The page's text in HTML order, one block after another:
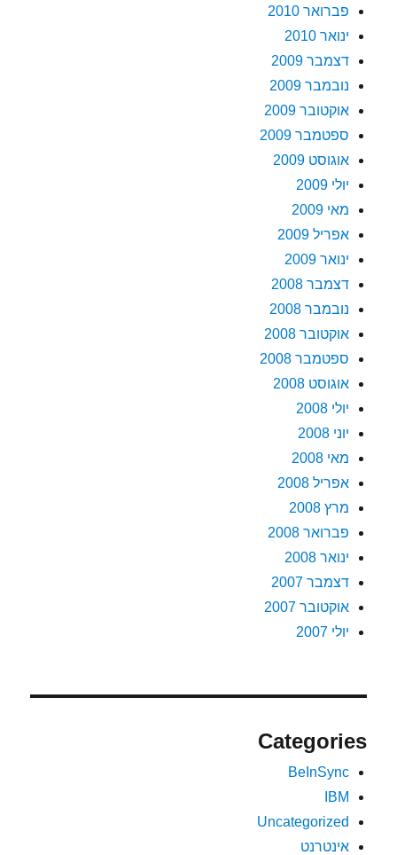
פברואר 2010
ינואר 2010
דצמבר 2009
נובמבר 2009
אוקטובר 2009
ספטמבר 2009
אוגוסט 2009
יולי 2009
מאי 2009
אפריל 2009
ינואר 2009
דצמבר 2008
נובמבר 2008
אוקטובר 2008
ספטמבר 2008
אוגוסט 2008
יולי 2008
יוני 2008
מאי 2008
אפריל 2008
מרץ 2008
פברואר 2008
ינואר 2008
דצמבר 2007
אוקטובר 2007
יולי 2007
Categories
BeInSync
IBM
Uncategorized
אינטרנט